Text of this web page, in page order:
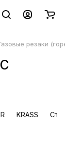
резаки
KRASS